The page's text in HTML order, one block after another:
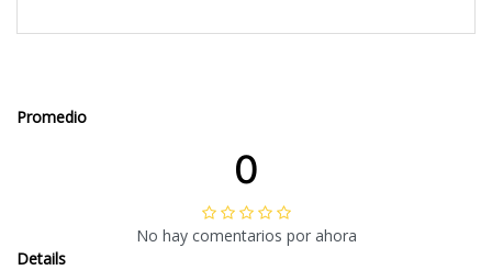
Promedio
0
No hay comentarios por ahora
Details